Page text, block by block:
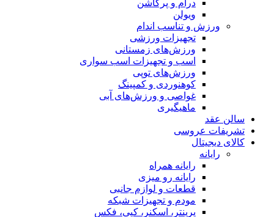
درام و پرکاشن
ویولن
ورزش و تناسب اندام
تجهیزات ورزشی
ورزش‌های زمستانی
اسب و تجهیزات اسب سواری
ورزش‌های توپی
کوهنوردی و کمپینگ
غواصی و ورزش‌های آبی
ماهیگیری
سالن عقد
تشریفات عروسی
کالای دیجیتال
رایانه
رایانه همراه
رایانه رو میزی
قطعات و لوازم جانبی
مودم و تجهیزات شبکه
پرینتر، اسکنر، کپی، فکس